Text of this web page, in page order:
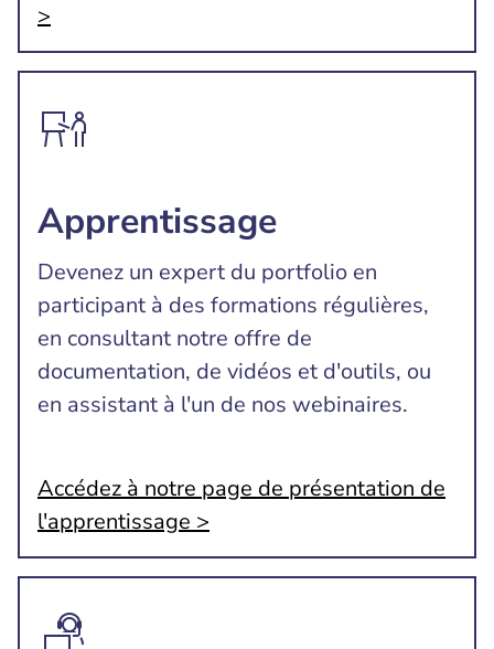
>
Apprentissage
Devenez un expert du portfolio en
participant à des formations régulières,
en consultant notre offre de
documentation, de vidéos et d'outils, ou
en assistant à l'un de nos webinaires.
Accédez à notre page de présentation de
l'apprentissage >